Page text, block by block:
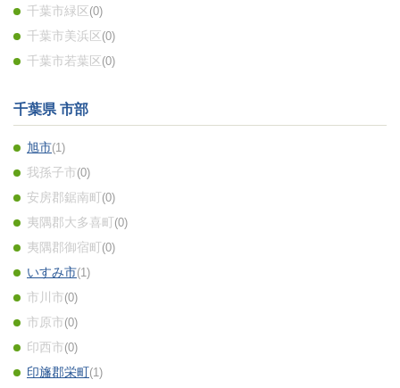
千葉市緑区 0
千葉市美浜区 0
千葉市若葉区 0
千葉県 市部
旭市 1
我孫子市 0
安房郡鋸南町 0
夷隅郡大多喜町 0
夷隅郡御宿町 0
いすみ市 1
市川市 0
市原市 0
印西市 0
印旛郡栄町 1